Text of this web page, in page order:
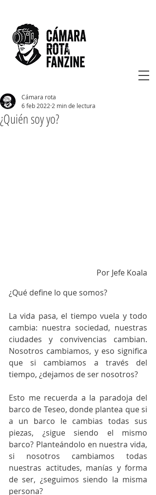
¿Quién soy yo?
Cámara rota
6 feb 2022 2 min de lectura
Por Jefe Koala
¿Qué define lo que somos?
La vida pasa, el tiempo vuela y todo
cambia: nuestra sociedad, nuestras
ciudades y convivencias cambian.
Nosotros cambiamos, y eso significa
que si cambiamos a través del
tiempo, ¿dejamos de ser nosotros?
Esto me recuerda a la paradoja del
barco de Teseo, donde plantea que si
a un barco le cambias todas sus
piezas, ¿sigue siendo el mismo
barco? Planteándolo en nuestra vida,
si nosotros cambiamos todas
nuestras actitudes, manías y forma
de ser, ¿seguimos siendo la misma
persona?